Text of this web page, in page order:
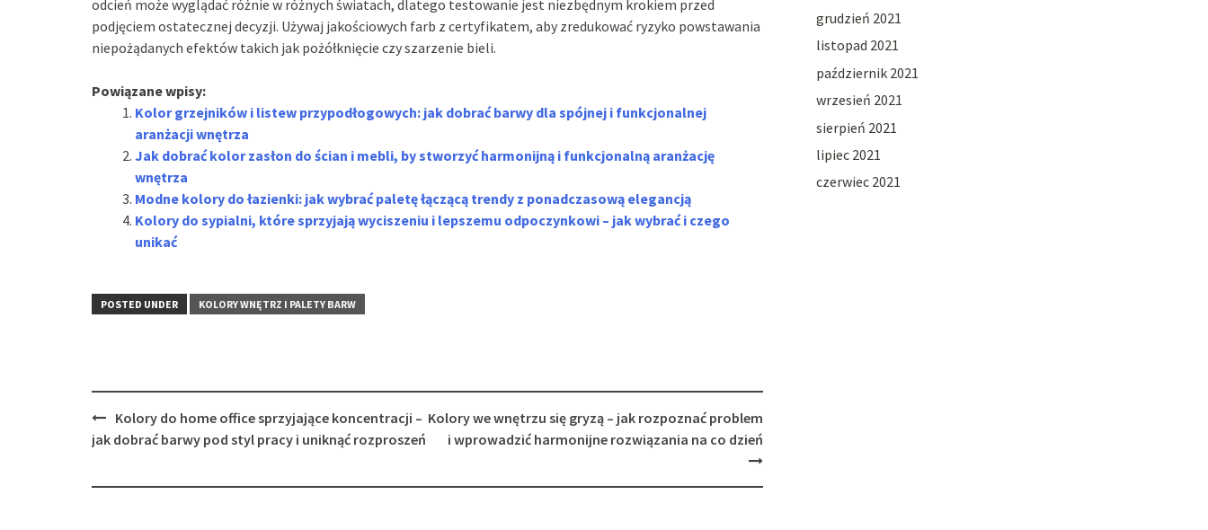
odcień może wyglądać różnie w różnych światach, dlatego testowanie jest niezbędnym krokiem przed
podjęciem ostatecznej decyzji. Używaj jakościowych farb z certyfikatem, aby zredukować ryzyko powstawania
niepożądanych efektów takich jak pożółknięcie czy szarzenie bieli.
Powiązane wpisy:
Kolor grzejników i listew przypodłogowych: jak dobrać barwy dla spójnej i funkcjonalnej
aranżacji wnętrza
Jak dobrać kolor zasłon do ścian i mebli, by stworzyć harmonijną i funkcjonalną aranżację
wnętrza
Modne kolory do łazienki: jak wybrać paletę łączącą trendy z ponadczasową elegancją
Kolory do sypialni, które sprzyjają wyciszeniu i lepszemu odpoczynkowi – jak wybrać i czego
unikać
POSTED UNDER KOLORY WNĘTRZ I PALETY BARW
Post
navigation
Kolory do home office sprzyjające koncentracji –
jak dobrać barwy pod styl pracy i uniknąć rozproszeń
Kolory we wnętrzu się gryzą – jak rozpoznać problem
i wprowadzić harmonijne rozwiązania na co dzień
grudzień 2021
listopad 2021
październik 2021
wrzesień 2021
sierpień 2021
lipiec 2021
czerwiec 2021